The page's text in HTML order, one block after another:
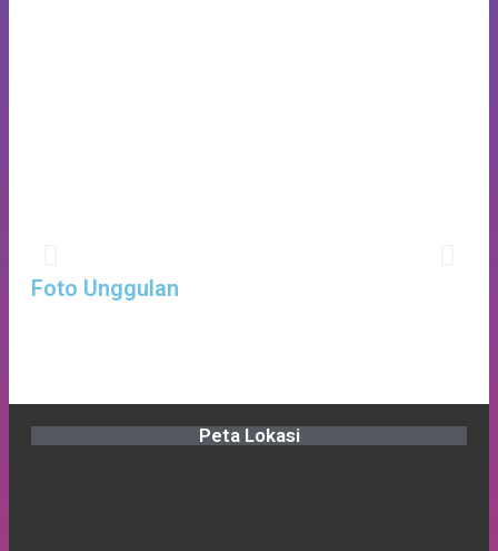
Dengan Mentari Yang Cerah Memberikan Semangat
Baru Untuk Persiapan Yang Lebih Matang
Foto Unggulan
Peta Lokasi